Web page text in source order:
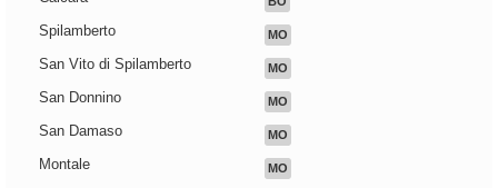
Spilamberto MO
San Vito di Spilamberto MO
San Donnino MO
San Damaso MO
Montale MO